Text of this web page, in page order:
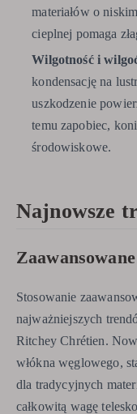
materiałów o
cieplnej pomaga
Wilgotność i
kondensację na
uszkodzenie
temu zapobiec,
środowiskowe.
Najnowsze
Stosowanie
najważniejszych
Ritchey Chrétien.
włókna węglowego,
dla tradycyjnych
całkowitą wagę